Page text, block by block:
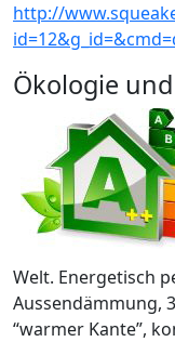
http://
Ökologie
Welt. Energetisch
Aussendämmung,
“warmer Kante”,